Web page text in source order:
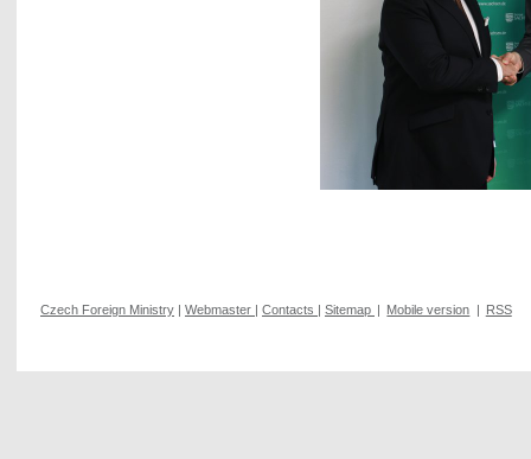
Czech Foreign Ministry | Webmaster | Contacts | Sitemap | Mobile version | RSS